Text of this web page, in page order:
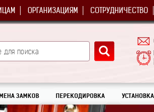
ОРГАНИЗАЦИЯМ СОТРУДНИЧЕСТВО
ЗАМКОВ ПЕРЕКОДИРОВКА